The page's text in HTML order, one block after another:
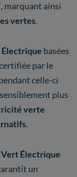
, marquant ainsi
vertes.
basées
par le
celle-ci
plus
verte
.
Électrique
un